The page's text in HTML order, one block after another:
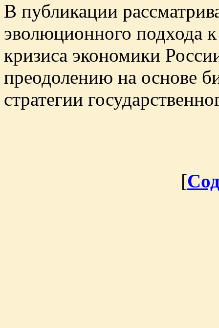
В публикации
эволюционного подхода
кризиса экономики
преодолению на основе
стратегии
[